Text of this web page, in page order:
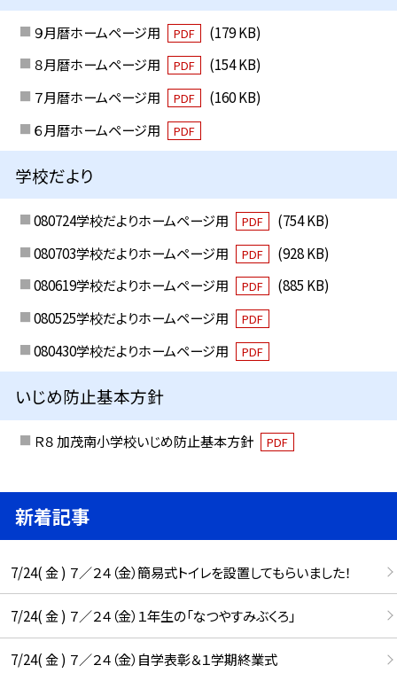
９月暦ホームページ用 PDF
(179 KB)
８月暦ホームページ用
PDF
(154 KB)
７月暦ホームページ用
PDF
(160 KB)
６月暦ホームページ用
PDF
学校だより
080724学校だよりホームページ用 PDF
(754 KB)
080703学校だよりホームページ用
PDF
(928 KB)
080619学校だよりホームページ用
PDF
(885 KB)
080525学校だよりホームページ用
PDF
080430学校だよりホームページ用 PDF
いじめ防止基本方針
Ｒ８ 加茂南小学校いじめ防止基本方針 PDF
新着記事
7/24( 金 ) ７／２４（金）簡易式トイレを設置してもらいました！
7/24( 金 ) ７／２４（金）１年生の「なつやすみぶくろ」
7/24( 金 ) ７／２４（金）自学表彰＆１学期終業式